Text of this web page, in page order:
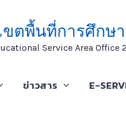
ขตพื้นที่การศึกษ
Service Area Office 2
ข่าวสาร E-